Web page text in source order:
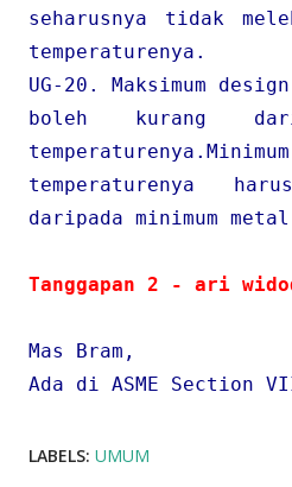
seharusnya tidak
temperaturenya.
UG-20. Maksimum
boleh kurang
temperaturenya
daripada minimum
Tanggapan 2 - ari
Mas Bram,
Ada di ASME Section
LABELS: UMUM